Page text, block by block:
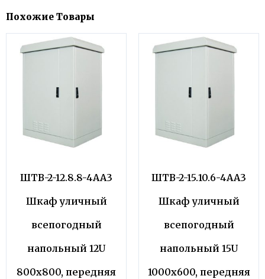
Похожие Товары
ШТВ-2-12.8.8-4АА3
Шкаф уличный
всепогодный
напольный 12U
800х800, передняя
ШТВ-2-15.10.6-4АА3
Шкаф уличный
всепогодный
напольный 15U
1000х600, передняя